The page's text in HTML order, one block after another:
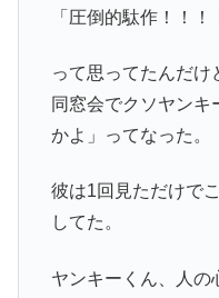
「圧倒的駄作！！！
って思ってたんだけ
同窓会でクソヤンキ
かよ」ってなった。
彼は1回見ただけで
してた。
ヤンキーくん、人